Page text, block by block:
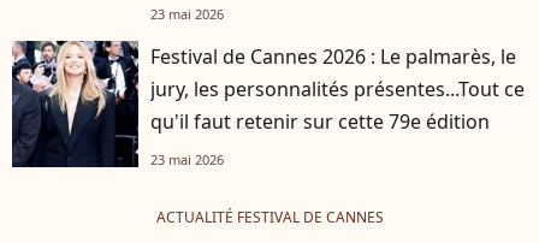
23 mai 2026
Festival de Cannes 2026 : Le palmarès, le
jury, les personnalités présentes...Tout ce
qu'il faut retenir sur cette 79e édition
23 mai 2026
ACTUALITÉ FESTIVAL DE CANNES